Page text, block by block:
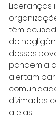
Lideranças
têm
de
desses
pandemia
alertam
dizimadas
a elas.